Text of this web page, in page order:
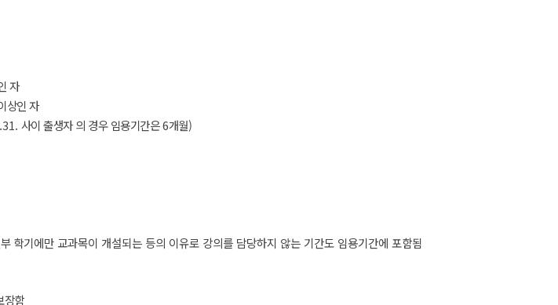
자
상인 자
사이 출생자 의 경우 임용기간은6개월)
학기에만 교과목이 개설되는 등의 이유로 강의를 담당하지 않는 기간도 임용기간에 포함됨
장함